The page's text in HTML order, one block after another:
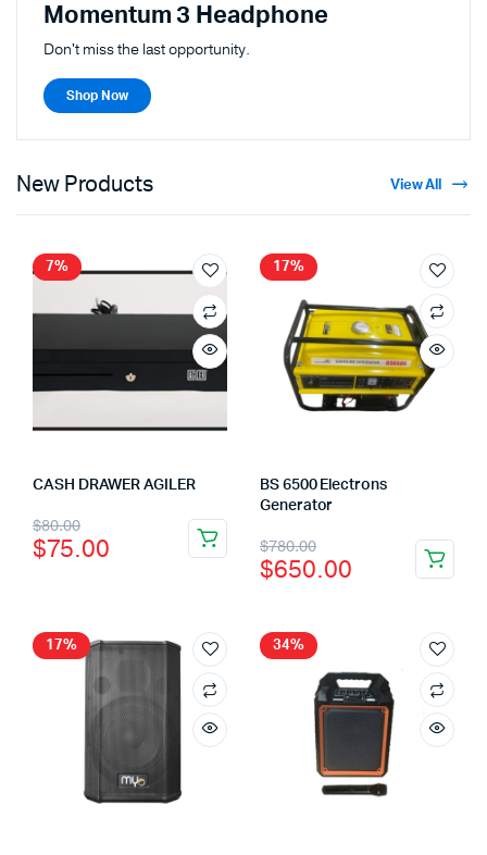
Momentum 3 Headphone
Don't miss the last opportunity.
Shop Now
New Products View All
7%
CASH DRAWER AGILER
$80.00
$75.00
17%
BS 6500 Electrons
Generator
$780.00
$650.00
17% 34%